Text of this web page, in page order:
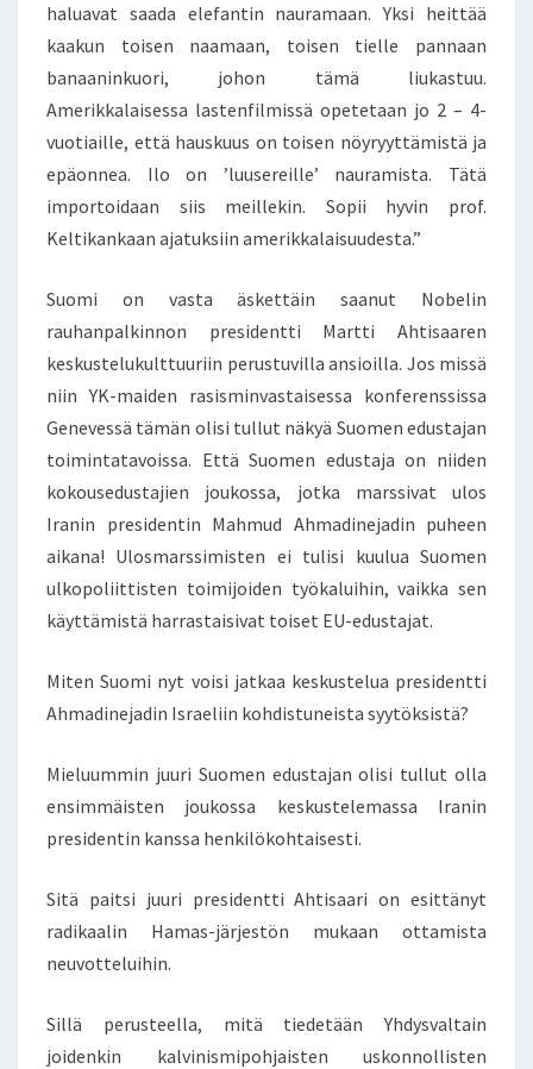
haluavat saada elefantin nauramaan. Yksi heittää
kaakun toisen naamaan, toisen tielle pannaan
banaaninkuori, johon tämä liukastuu.
Amerikkalaisessa lastenfilmissä opetetaan jo 2 – 4-
vuotiaille, että hauskuus on toisen nöyryyttämistä ja
epäonnea. Ilo on ’luusereille’ nauramista. Tätä
importoidaan siis meillekin. Sopii hyvin prof.
Keltikankaan ajatuksiin amerikkalaisuudesta.”
Suomi on vasta äskettäin saanut Nobelin
rauhanpalkinnon presidentti Martti Ahtisaaren
keskustelukulttuuriin perustuvilla ansioilla. Jos missä
niin YK-maiden rasisminvastaisessa konferenssissa
Genevessä tämän olisi tullut näkyä Suomen edustajan
toimintatavoissa. Että Suomen edustaja on niiden
kokousedustajien joukossa, jotka marssivat ulos
Iranin presidentin Mahmud Ahmadinejadin puheen
aikana! Ulosmarssimisten ei tulisi kuulua Suomen
ulkopoliittisten toimijoiden työkaluihin, vaikka sen
käyttämistä harrastaisivat toiset EU-edustajat.
Miten Suomi nyt voisi jatkaa keskustelua presidentti
Ahmadinejadin Israeliin kohdistuneista syytöksistä?
Mieluummin juuri Suomen edustajan olisi tullut olla
ensimmäisten joukossa keskustelemassa Iranin
presidentin kanssa henkilökohtaisesti.
Sitä paitsi juuri presidentti Ahtisaari on esittänyt
radikaalin Hamas-järjestön mukaan ottamista
neuvotteluihin.
Sillä perusteella, mitä tiedetään Yhdysvaltain
joidenkin kalvinismipohjaisten uskonnollisten